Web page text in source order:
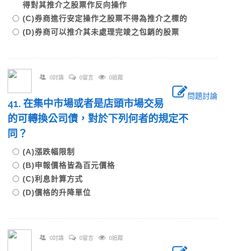
得對其推介之股票作反向操作
(C)券商進行安定操作之股票不得為推介之標的
(D)券商可以推介其未處理完竣之包銷的股票
0討論 0留言 0追蹤
問題討論
41. 在集中市場或者是店頭市場交易
的可轉換公司債，對於下列何者的規定不
同？
(A)漲跌幅限制
(B)申報價格皆為百元價格
(C)利息計算方式
(D)價格的升降單位
0討論 0留言 0追蹤